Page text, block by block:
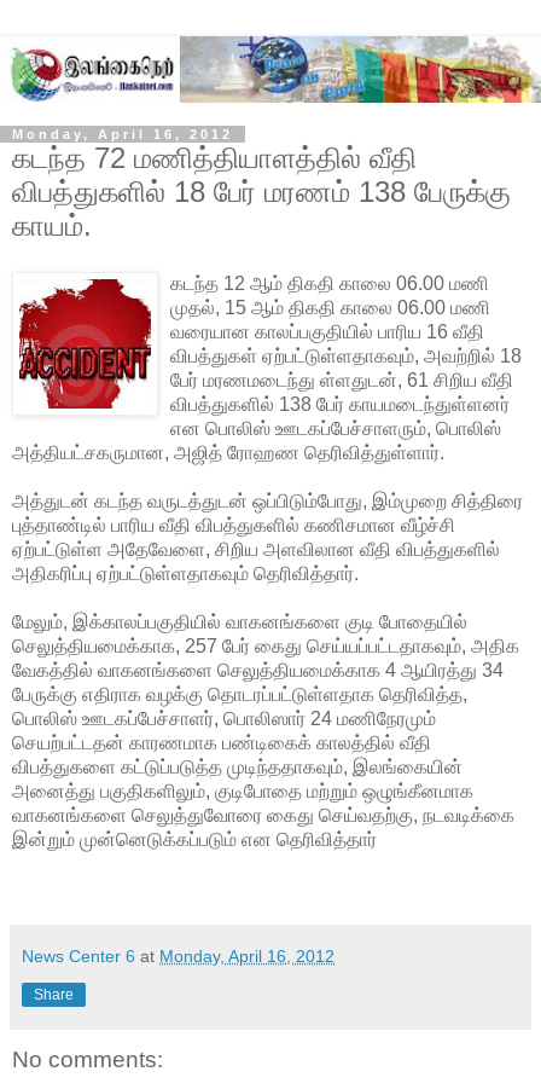
Monday, April 16, 2012
கடந்த 72 மணித்தியாளத்தில் வீதி
விபத்துகளில் 18 பேர் மரணம் 138 பேருக்கு
காயம்.
கடந்த 12 ஆம் திகதி காலை 06.00 மணி
முதல், 15 ஆம் திகதி காலை 06.00 மணி
வரையான காலப்பகுதியில் பாரிய 16 வீதி
விபத்துகள் ஏற்பட்டுள்ளதாகவும், அவற்றில் 18
பேர் மரணமடைந்து ள்ளதுடன், 61 சிறிய வீதி
விபத்துகளில் 138 பேர் காயமடைந்துள்ளனர்
என பொலிஸ் ஊடகப்பேச்சாளரும், பொலிஸ்
அத்தியட்சகருமான, அஜித் ரோஹண தெரிவித்துள்ளார்.
அத்துடன் கடந்த வருடத்துடன் ஒப்பிடும்போது, இம்முறை சித்திரை
புத்தாண்டில் பாரிய வீதி விபத்துகளில் கணிசமான வீழ்ச்சி
ஏற்பட்டுள்ள அதேவேளை, சிறிய அளவிலான வீதி விபத்துகளில்
அதிகரிப்பு ஏற்பட்டுள்ளதாகவும் தெரிவித்தார்.
மேலும், இக்காலப்பகுதியில் வாகனங்களை குடி போதையில்
செலுத்தியமைக்காக, 257 பேர் கைது செய்யப்பட்டதாகவும், அதிக
வேகத்தில் வாகனங்களை செலுத்தியமைக்காக 4 ஆயிரத்து 34
பேருக்கு எதிராக வழக்கு தொடரப்பட்டுள்ளதாக தெரிவித்த,
பொலிஸ் ஊடகப்பேச்சாளர், பொலிஸார் 24 மணிநேரமும்
செயற்பட்டதன் காரணமாக பண்டிகைக் காலத்தில் வீதி
விபத்துகளை கட்டுப்படுத்த முடிந்ததாகவும், இலங்கையின்
அனைத்து பகுதிகளிலும், குடிபோதை மற்றும் ஒழுங்கீனமாக
வாகனங்களை செலுத்துவோரை கைது செய்வதற்கு, நடவடிக்கை
இன்றும் முன்னெடுக்கப்படும் என தெரிவித்தார்
News Center 6 at Monday, April 16, 2012
Share
No comments: